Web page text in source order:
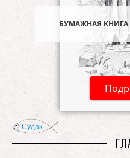
БУМАЖНАЯ
Судак